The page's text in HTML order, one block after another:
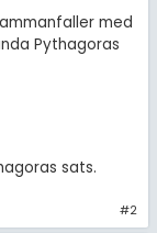
med
Pythagoras
sats.
#2